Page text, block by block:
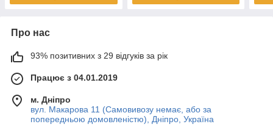
Про нас
93% позитивних з 29 відгуків за рік
Працює з 04.01.2019
м. Дніпро
вул. Макарова 11 (Самовивозу немає, або за
попередньою домовленістю), Дніпро, Україна